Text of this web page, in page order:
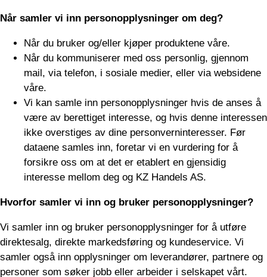
Når samler vi inn personopplysninger om deg?
Når du bruker og/eller kjøper produktene våre.
Når du kommuniserer med oss personlig, gjennom
mail, via telefon, i sosiale medier, eller via websidene
våre.
Vi kan samle inn personopplysninger hvis de anses å
være av berettiget interesse, og hvis denne interessen
ikke overstiges av dine personverninteresser. Før
dataene samles inn, foretar vi en vurdering for å
forsikre oss om at det er etablert en gjensidig
interesse mellom deg og KZ Handels AS.
Hvorfor samler vi inn og bruker personopplysninger?
Vi samler inn og bruker personopplysninger for å utføre
direktesalg, direkte markedsføring og kundeservice. Vi
samler også inn opplysninger om leverandører, partnere og
personer som søker jobb eller arbeider i selskapet vårt.